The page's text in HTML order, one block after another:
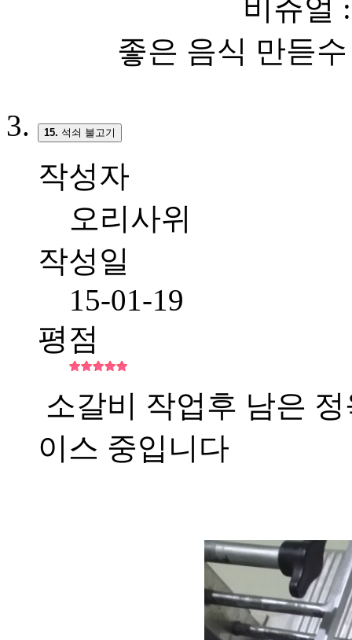
비쥬얼
좋은 음식 만듣
15. 석쇠 불고기
작성자
오리사위
작성일
15-01-19
평점
소갈비 작업후 남은
이스 중입니다